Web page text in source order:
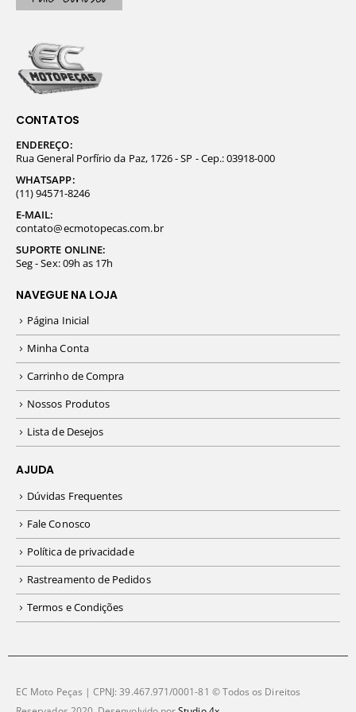
CONTATOS
ENDEREÇO:
Rua General Porfírio da Paz, 1726 - SP - Cep.: 03918-000
WHATSAPP:
(11) 94571-8246
E-MAIL:
contato@ecmotopecas.com.br
SUPORTE ONLINE:
Seg - Sex: 09h as 17h
NAVEGUE NA LOJA
Página Inicial
Minha Conta
Carrinho de Compra
Nossos Produtos
Lista de Desejos
AJUDA
Dúvidas Frequentes
Fale Conosco
Política de privacidade
Rastreamento de Pedidos
Termos e Condições
EC Moto Peças | CPNJ: 39.467.971/0001-81 © Todos os Direitos